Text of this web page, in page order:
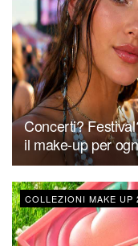
Concerti?
il make-up per
COLLEZIONI MAKE UP